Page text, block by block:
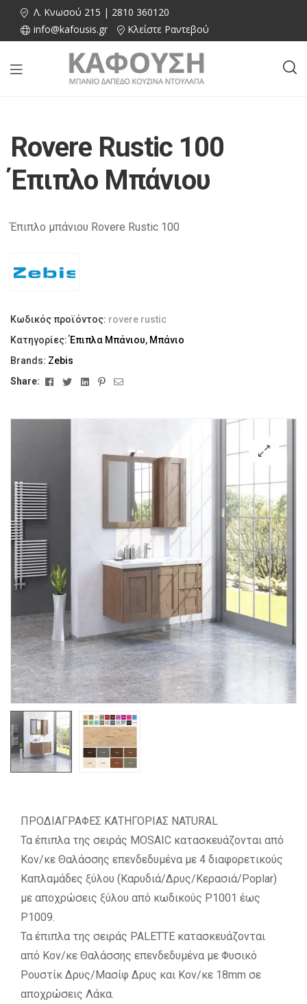
Λ. Κνωσού 215 | 2810 360120
info@kafousis.gr
Κλείστε Ραντεβού
Rovere Rustic 100
Έπιπλο Μπάνιου
Έπιπλο μπάνιου Rovere Rustic 100
Κωδικός προϊόντος: rovere rustic
Κατηγορίες:Έπιπλα Μπάνιου, Μπάνιο
Brands: Zebis
Share:
FacebookTwitterLinkedinPinterest
Email
ΠΡΟΔΙΑΓΡΑΦΕΣ ΚΑΤΗΓΟΡΙΑΣ NATURAL
Τα έπιπλα της σειράς MOSAIC κατασκευάζονται από
Κον/κε Θαλάσσης επενδεδυμένα με 4 διαφορετικούς
Καπλαμάδες ξύλου (Καρυδιά/Δρυς/Κερασιά/Poplar)
με αποχρώσεις ξύλου από κωδικούς P1001 έως
P1009.
Τα έπιπλα της σειράς PALETTE κατασκευάζονται
από Κον/κε Θαλάσσης επενδεδυμένα με Φυσικό
Ρουστίκ Δρυς/Μασίφ Δρυς και Κον/κε 18mm σε
αποχρώσεις Λάκα.